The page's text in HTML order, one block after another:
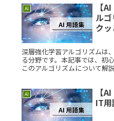
AI
【
ル
ク
深層強化学習アルゴリズムは
る分野です。本記事では、初
このアルゴリズムについて解
AI
【
IT用